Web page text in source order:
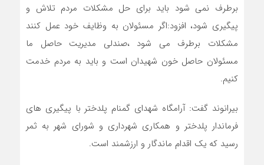
برطرف نمی شود باید برای حل مشکلات مردم تلاش و
پیگیری شود، افزود:اگر مسئولان به وظایف خود عمل کنند
مشکلات برطرف می شود ،صندلی مدیریت حاصل ما
مسئولان حاصل خون شهیدان است و باید به مردم خدمت
کنیم.
بیرانوند گفت: آرامگاه شهدای گمنام پلدختر با پیگیری های
فرماندار پلدختر و همکاری شهرداری و شورای شهر به ثمر
رسید که یک اقدام ماندگار و ارزشمند است.